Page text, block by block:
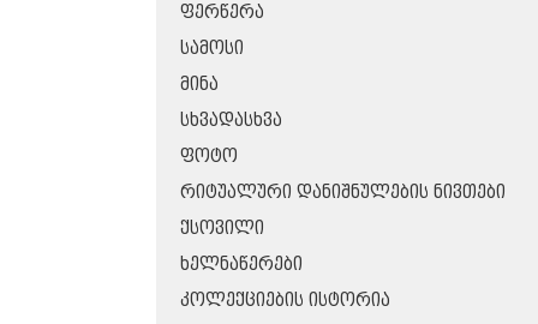
ᲤᲔᲠᲬᲔᲠᲐ
ᲡᲐᲛᲝᲡᲘ
ᲛᲘᲜᲐ
ᲡᲮᲕᲐᲓᲐᲡᲮᲕᲐ
ᲤᲝᲢᲝ
ᲠᲘᲢᲣᲐᲚᲣᲠᲘ ᲓᲐᲜᲘᲨᲜᲣᲚᲔᲑᲘᲡ ᲜᲘᲕᲗᲔᲑᲘ
ᲥᲡᲝᲕᲘᲚᲘ
ᲮᲔᲚᲜᲐᲬᲔᲠᲔᲑᲘ
ᲙᲝᲚᲔᲥᲪᲘᲔᲑᲘᲡ ᲘᲡᲢᲝᲠᲘᲐ